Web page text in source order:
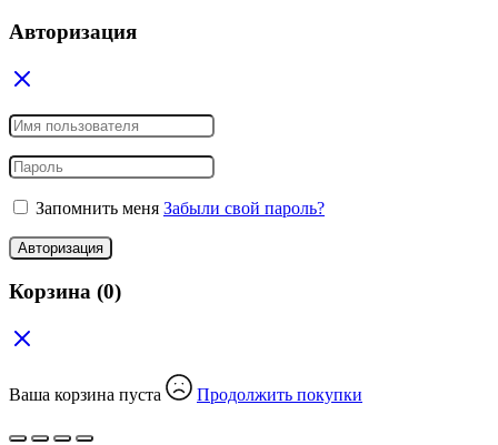
Авторизация
Запомнить меня Забыли свой пароль?
Авторизация
Корзина (0)
Ваша корзина пуста Продолжить покупки